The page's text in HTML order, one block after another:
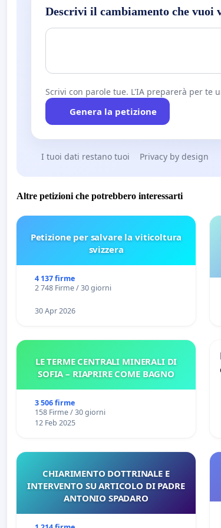
Descrivi il cambiamento che vuoi
Scrivi con parole tue. L'IA preparerà per te
Genera la petizione
I tuoi dati restano tuoi Privacy by design
Altre petizioni che potrebbero interessarti
Petizione per salvare la viticoltura
svizzera
4 137 firme
2 748 Firme / 30 giorni
30 Apr 2026
LE TERME CENTRALI MINERALI DI
SOFIA – RIAPRIRE COME BAGNO
3 506 firme
158 Firme / 30 giorni
12 Feb 2025
CHIARIMENTO DOTTRINALE E
INTERVENTO SU ARTICOLO DI PADRE
ANTONIO SPADARO